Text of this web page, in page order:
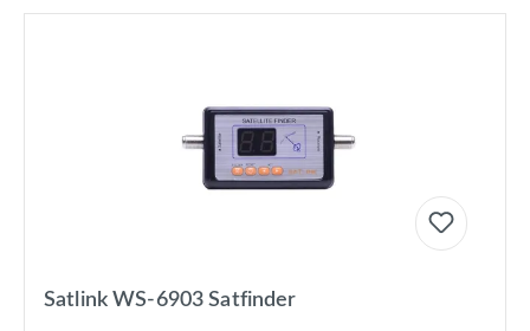
Satlink WS-6903 Satfinder